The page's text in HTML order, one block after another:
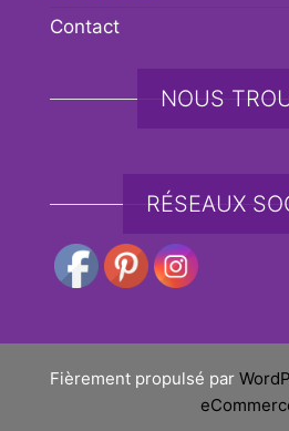
Contact
NOUS
RÉSEAUX
Fièrement propulsé par